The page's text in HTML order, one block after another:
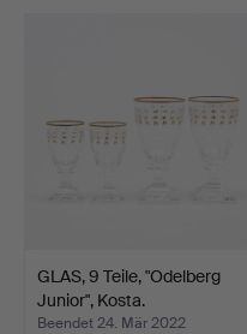
GLAS, 9 Teile, "Odelberg
Junior", Kosta.
Beendet 24. Mär 2022